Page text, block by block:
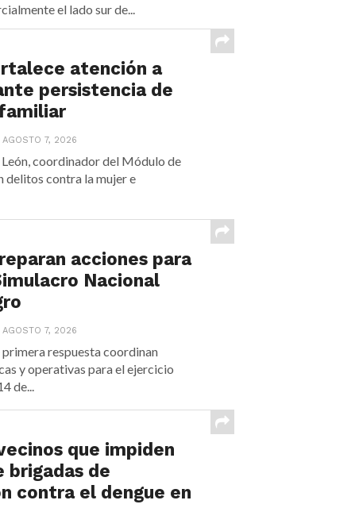
el lado sur de...
atención a
persistencia de
AGOSTO 7, 2026
coordinador del Módulo de
delitos contra la mujer e
acciones para
Nacional
AGOSTO 7, 2026
respuesta coordinan
y operativas para el ejercicio
de...
que impiden
brigadas de
contra el dengue en